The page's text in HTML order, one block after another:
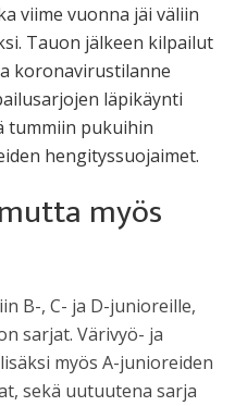
viime vuonna jäi väliin
Tauon jälkeen kilpailut
koronavirustilanne
läpikäynti
tummiin pukuihin
hengityssuojaimet.
myös
B-, C- ja D-junioreille,
sarjat. Värivyö- ja
myös A-junioreiden
sekä uutuutena sarja